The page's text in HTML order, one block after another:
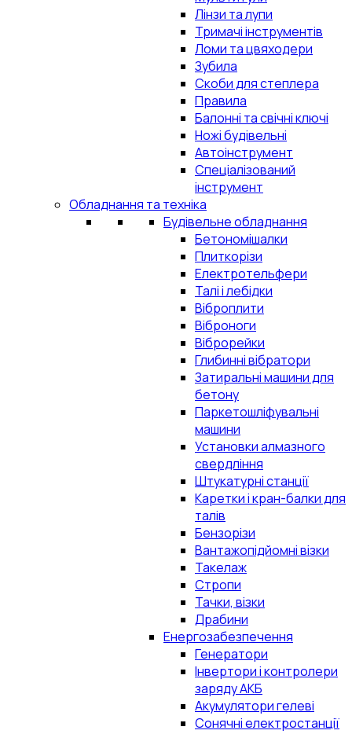
Лінзи та лупи
Тримачі інструментів
Ломи та цвяходери
Зубила
Скоби для степлера
Правила
Балонні та свічні ключі
Ножі будівельні
Автоінструмент
Спеціалізований
інструмент
Обладнання та техніка
Будівельне обладнання
Бетономішалки
Плиткорізи
Електротельфери
Талі і лебідки
Віброплити
Віброноги
Віброрейки
Глибинні вібратори
Затиральні машини для
бетону
Паркетошліфувальні
машини
Установки алмазного
свердління
Штукатурні станції
Каретки і кран-балки для
талів
Бензорізи
Вантажопідйомні візки
Такелаж
Стропи
Тачки, візки
Драбини
Енергозабезпечення
Генератори
Інвертори і контролери
заряду АКБ
Акумулятори гелеві
Сонячні електростанції